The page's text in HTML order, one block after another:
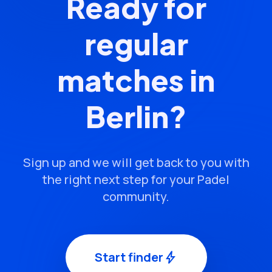
regular
matches in
Berlin?
Sign up and we will get back to you with
the right next step for your Padel
community.
Start finderbolt